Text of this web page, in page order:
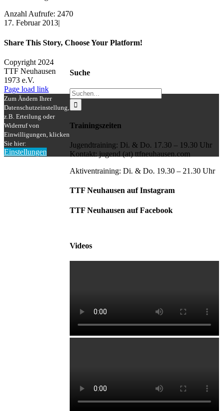
Anzahl Aufrufe: 2470
17. Februar 2013|
Share This Story, Choose Your Platform!
Facebook
X
Reddit
LinkedIn
WhatsApp
Tumblr
Pinterest
Vk
Xing
E-
Mail
Suche
Suche
nach:
Trainingszeiten
Jugendtraining: Di. & Do. 17.30 – 19.30 Uhr
Kontakt: jugend (at) ttfneuhausen.com
Aktiventraining: Di. & Do. 19.30 – 21.30 Uhr
TTF Neuhausen auf Instagram
TTF Neuhausen auf Facebook
Videos
Copyright 2024
TTF Neuhausen
1973 e.V.
Facebook
Instagram
Page load link
Zum Ändern Ihrer
Datenschutzeinstellung,
z.B. Erteilung oder
Widerruf von
Einwilligungen, klicken
Sie hier:
Einstellungen